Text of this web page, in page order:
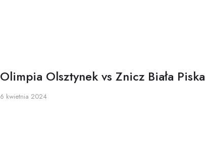
Olimpia Olsztynek vs Znicz Biała Piska
6 kwietnia 2024